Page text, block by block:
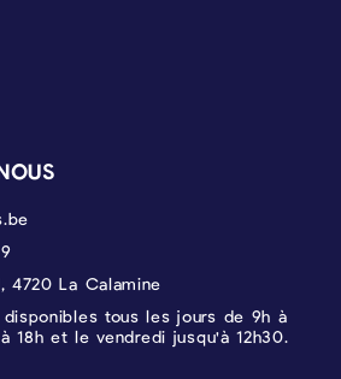
4720 La Calamine
tous les jours de 9h à
18h et le vendredi jusqu'à 12h30.